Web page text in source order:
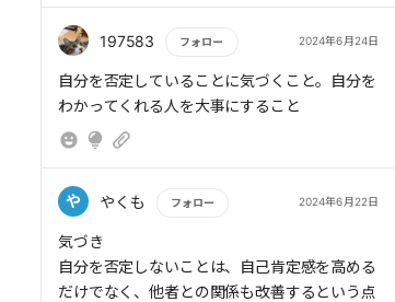
197583 フォロー 2024年6月24日
もっと読む
自分を否定していることに気づくこと。自分を
わかってくれる人を大事にすること
や やくも フォロー 2024年6月22日
もっと読む
気づき
自分を否定しないことは、自己肯定感を高める
だけでなく、他者との関係も改善するという点